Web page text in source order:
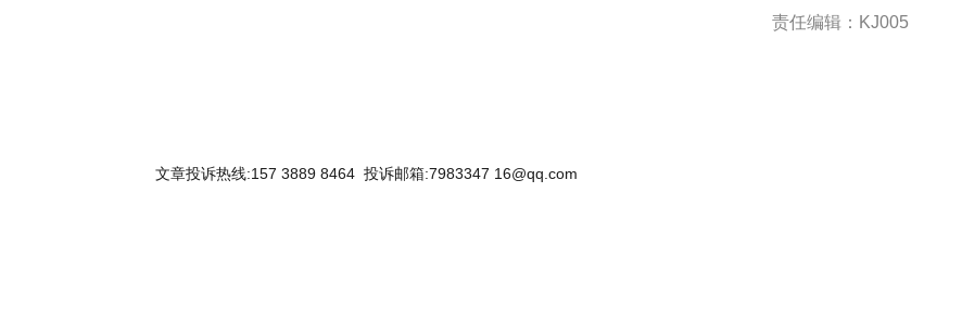
责任编辑：KJ005
文章投诉热线:157 3889 8464 投诉邮箱:7983347 16@qq.com